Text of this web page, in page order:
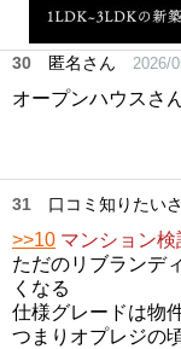
30 匿名さん 2026/
オープンハウスさ
31 口コミ知りたい
>>10 マンション検
ただのリブランデ
くなる
仕様グレードは物
つまりオプレジの